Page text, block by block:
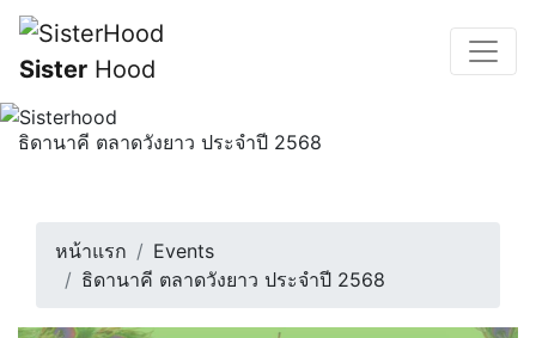
Sister Hood
ธิดานาคี ตลาดวังยาว ประจำปี 2568
หน้าแรก
Events
ธิดานาคี ตลาดวังยาว ประจำปี 2568